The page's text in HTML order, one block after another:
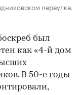
переулке.
был
как «4-й дом
В 50-е годы